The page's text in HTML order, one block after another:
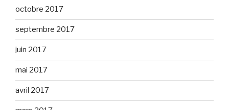
octobre 2017
septembre 2017
juin 2017
mai 2017
avril 2017